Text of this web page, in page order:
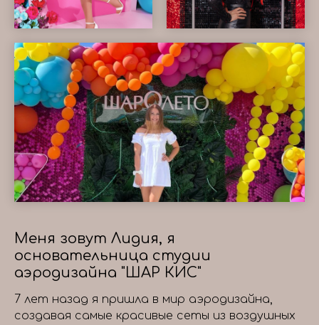
Меня зовут Лидия, я
основательница студии
аэродизайна "ШАР КИС"
7 лет назад я пришла в мир аэродизайна,
создавая самые красивые сеты из воздушных